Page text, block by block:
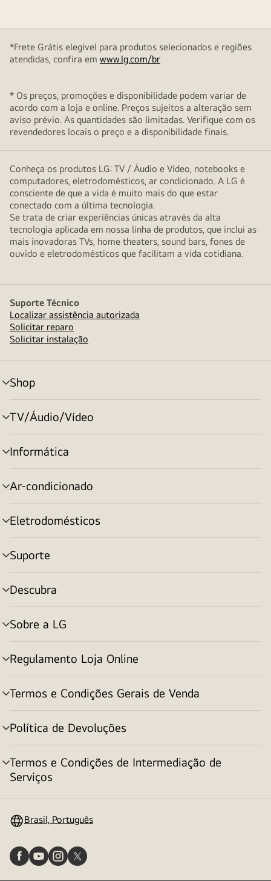
*Frete Grátis elegível para produtos selecionados e regiões
atendidas, confira em www.lg.com/br
* Os preços, promoções e disponibilidade podem variar de
acordo com a loja e online. Preços sujeitos a alteração sem
aviso prévio. As quantidades são limitadas. Verifique com os
revendedores locais o preço e a disponibilidade finais.
Conheça os produtos LG: TV / Áudio e Vídeo, notebooks e
computadores, eletrodomésticos, ar condicionado. A LG é
consciente de que a vida é muito mais do que estar
conectado com a última tecnologia.
Se trata de criar experiências únicas através da alta
tecnologia aplicada em nossa linha de produtos, que inclui as
mais inovadoras TVs, home theaters, sound bars, fones de
ouvido e eletrodomésticos que facilitam a vida cotidiana.
Suporte Técnico
Localizar assistência autorizada
Solicitar reparo
Solicitar instalação
Shop
alternar
menu
TV/Áudio/Vídeo
alternar
menu
Informática
alternar
menu
Ar-condicionado
alternar
menu
Eletrodomésticos
alternar
menu
Suporte
alternar
menu
Descubra
alternar
menu
Sobre a LG
alternar
menu
Regulamento Loja Online
alternar
menu
Termos e Condições Gerais de Venda
alternar
menu
Política de Devoluções
alternar
menu
Termos e Condições de Intermediação de
Serviços
alternar
Brasil, Português